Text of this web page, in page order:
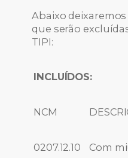
Abaixo deixaremos
que serão
TIPI:
INCLUÍDOS:
NCM
0207.12.10 Com